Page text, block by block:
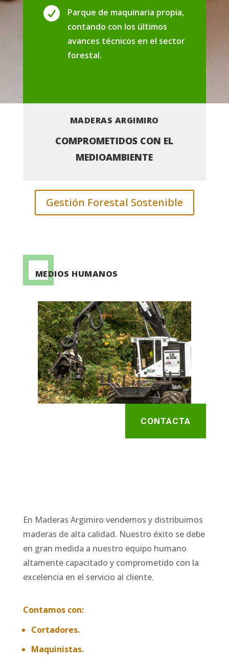

Parque de maquinaria propia,
contando con los últimos
avances técnicos en el sector
forestal.
MADERAS ARGIMIRO
COMPROMETIDOS CON EL
MEDIOAMBIENTE
Gestión Forestal Sostenible
MEDIOS HUMANOS
CONTACTA
En Maderas Argimiro vendemos y distribuimos
maderas de alta calidad. Nuestro éxito se debe
en gran medida a nuestro equipo humano
altamente capacitado y comprometido con la
excelencia en el servicio al cliente.
Contamos con:
Cortadores.
Maquinistas.